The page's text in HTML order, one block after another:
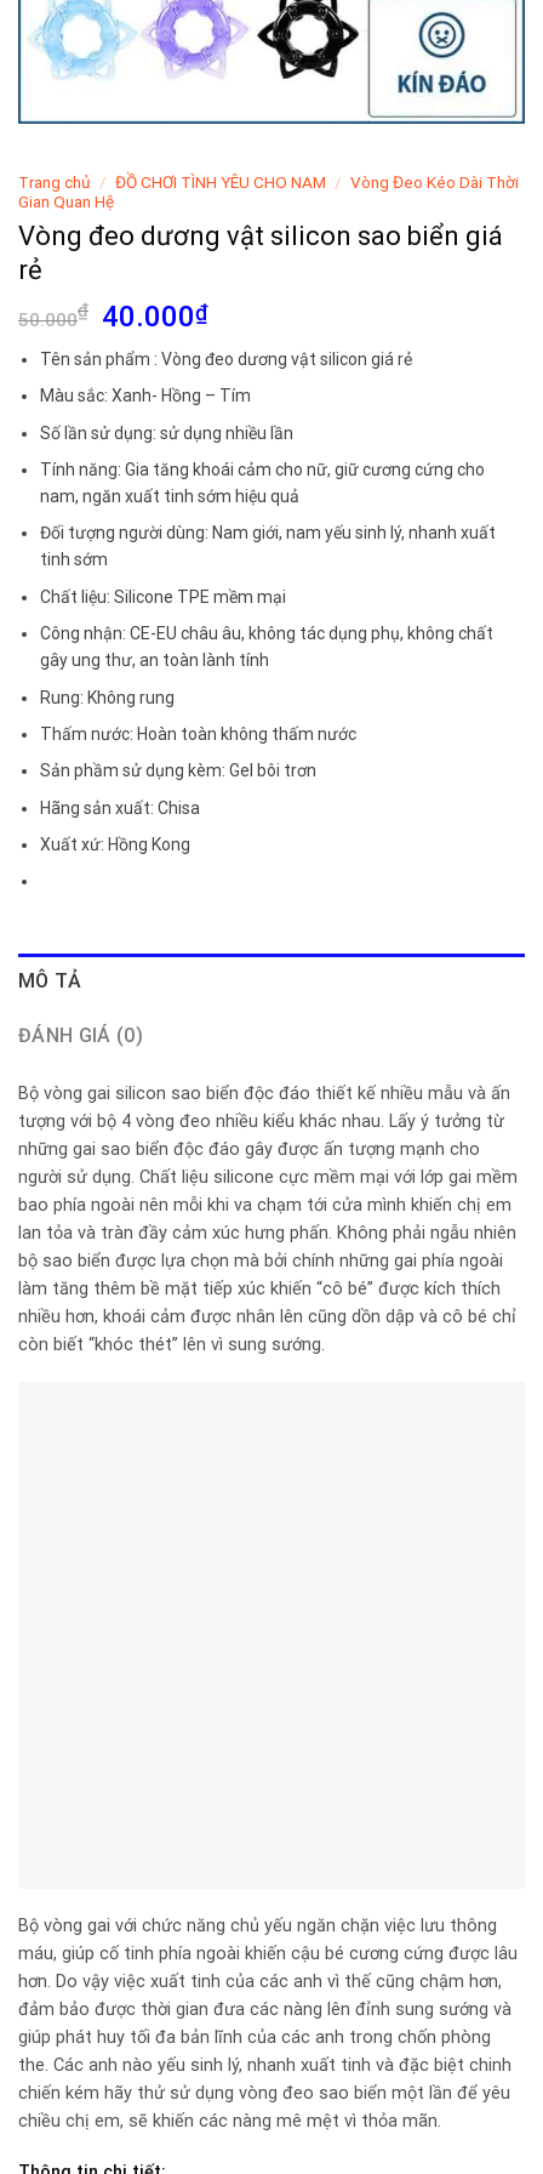
Trang chủ / ĐỒ CHƠI TÌNH YÊU CHO NAM / Vòng Đeo Kéo Dài Thời
Gian Quan Hệ
Vòng đeo dương vật silicon sao biển giá
rẻ
50.000₫
Giá
gốc
là:
50.000₫.
40.000₫Giá
hiện
tại
là:
40.000₫.
Tên sản phẩm : Vòng đeo dương vật silicon giá rẻ
Màu sắc: Xanh- Hồng – Tím
Số lần sử dụng: sử dụng nhiều lần
Tính năng: Gia tăng khoái cảm cho nữ, giữ cương cứng cho
nam, ngăn xuất tinh sớm hiệu quả
Đối tượng người dùng: Nam giới, nam yếu sinh lý, nhanh xuất
tinh sớm
Chất liệu: Silicone TPE mềm mại
Công nhận: CE-EU châu âu, không tác dụng phụ, không chất
gây ung thư, an toàn lành tính
Rung: Không rung
Thấm nước: Hoàn toàn không thấm nước
Sản phầm sử dụng kèm: Gel bôi trơn
Hãng sản xuất: Chisa
Xuất xứ: Hồng Kong
MÔ TẢ
ĐÁNH GIÁ (0)
Bộ vòng gai silicon sao biển độc đáo thiết kế nhiều mẫu và ấn
tượng với bộ 4 vòng đeo nhiều kiểu khác nhau. Lấy ý tưởng từ
những gai sao biển độc đáo gây được ấn tượng mạnh cho
người sử dụng. Chất liệu silicone cực mềm mại với lớp gai mềm
bao phía ngoài nên mỗi khi va chạm tới cửa mình khiến chị em
lan tỏa và tràn đầy cảm xúc hưng phấn. Không phải ngẫu nhiên
bộ sao biển được lựa chọn mà bởi chính những gai phía ngoài
làm tăng thêm bề mặt tiếp xúc khiến “cô bé” được kích thích
nhiều hơn, khoái cảm được nhân lên cũng dồn dập và cô bé chỉ
còn biết “khóc thét” lên vì sung sướng.
Bộ vòng gai với chức năng chủ yếu ngăn chặn việc lưu thông
máu, giúp cố tinh phía ngoài khiến cậu bé cương cứng được lâu
hơn. Do vậy việc xuất tinh của các anh vì thế cũng chậm hơn,
đảm bảo được thời gian đưa các nàng lên đỉnh sung sướng và
giúp phát huy tối đa bản lĩnh của các anh trong chốn phòng
the. Các anh nào yếu sinh lý, nhanh xuất tinh và đặc biệt chinh
chiến kém hãy thử sử dụng vòng đeo sao biển một lần để yêu
chiều chị em, sẽ khiến các nàng mê mệt vì thỏa mãn.